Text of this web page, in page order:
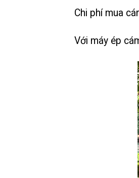
Chi phí mua
Với máy ép